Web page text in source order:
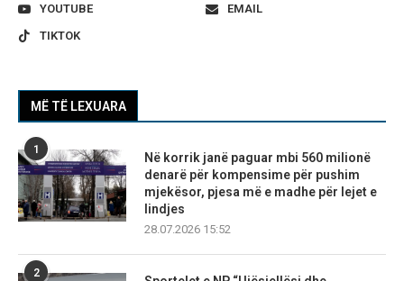
YOUTUBE
EMAIL
TIKTOK
MË TË LEXUARA
1
Në korrik janë paguar mbi 560 milionë
denarë për kompensime për pushim
mjekësor, pjesa më e madhe për lejet e
lindjes
28.07.2026 15:52
2